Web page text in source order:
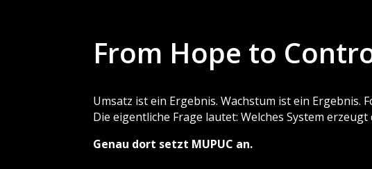
From Hope to
Umsatz ist ein Ergebnis.Wachstum ist ein Ergebnis.
Die eigentliche Frage lautet:Welches System erzeugt
Genau dort setzt MUPUC an.